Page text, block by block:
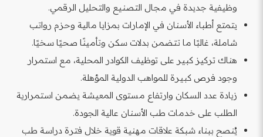
وظيفية جديدة في مجال التصنيع والتحليل الرقمي.
يتمتع أطباء الأسنان في الإمارات بمزايا مالية وحزم رواتب
شاملة، غالبًا ما تتضمن بدلات سكن وتأمينًا صحيًا سخيًا.
هناك تركيز كبير على توظيف الكوادر المحلية، مع استمرار
وجود فرص كبيرة للمواهب الدولية المؤهلة.
زيادة عدد السكان وارتفاع مستوى المعيشة يضمن استمرارية
الطلب على خدمات طب الأسنان عالية الجودة.
يُنصح ببناء شبكة علاقات مهنية قوية خلال فترة دراسة طب